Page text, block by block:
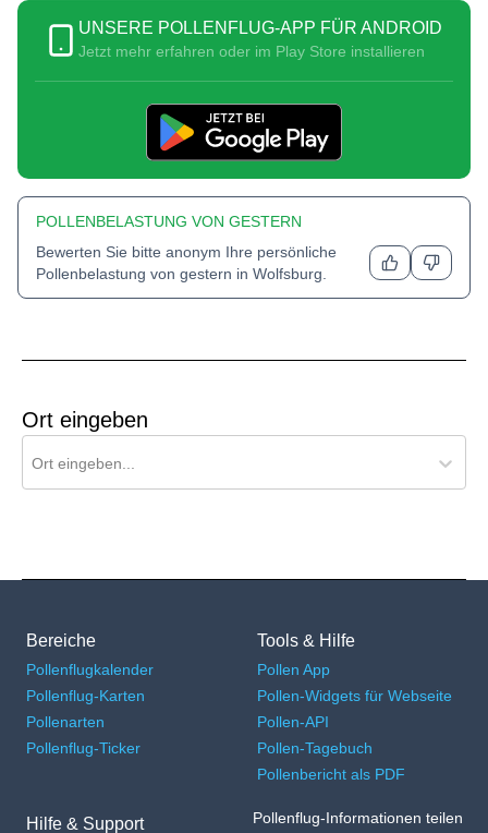
UNSERE POLLENFLUG-APP FÜR ANDROID
Jetzt mehr erfahren oder im Play Store installieren
POLLENBELASTUNG VON GESTERN
Bewerten Sie bitte anonym Ihre persönliche
Pollenbelastung von gestern in Wolfsburg.
Ort eingeben
Ort eingeben...
Bereiche
Pollenflugkalender
Pollenflug-Karten
Pollenarten
Pollenflug-Ticker
Tools & Hilfe
Pollen App
Pollen-Widgets für Webseite
Pollen-API
Pollen-Tagebuch
Pollenbericht als PDF
Hilfe & Support Pollenflug-Informationen teilen